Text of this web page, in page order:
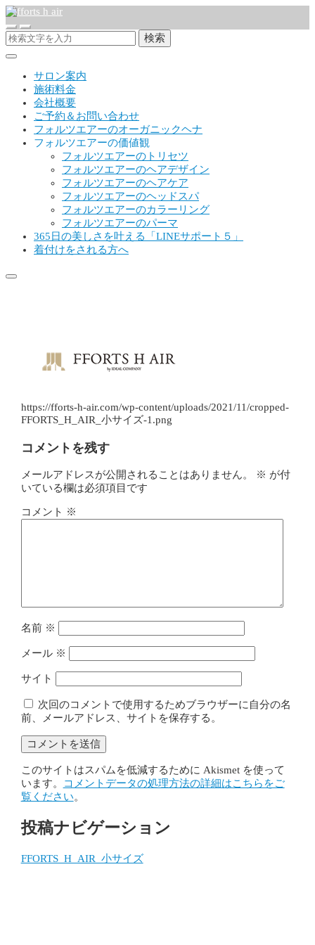
検索
サロン案内
施術料金
会社概要
ご予約＆お問い合わせ
フォルツエアーのオーガニックヘナ
フォルツエアーの価値観
フォルツエアーのトリセツ
フォルツエアーのヘアデザイン
フォルツエアーのヘアケア
フォルツエアーのヘッドスパ
フォルツエアーのカラーリング
フォルツエアーのパーマ
365日の美しさを叶える「LINEサポート５」
着付けをされる方へ
https://fforts-h-air.com/wp-content/uploads/2021/11/cropped-
FFORTS_H_AIR_小サイズ-1.png
コメントを残す
メールアドレスが公開されることはありません。 ※ が付
いている欄は必須項目です
コメント ※
名前 ※
メール ※
サイト
次回のコメントで使用するためブラウザーに自分の名
前、メールアドレス、サイトを保存する。
このサイトはスパムを低減するために Akismet を使って
います。
コメントデータの処理方法の詳細はこちらをご
覧ください。
投稿ナビゲーション
FFORTS_H_AIR_小サイズ